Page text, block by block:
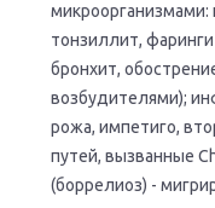
тонзиллит,
бронхит,
возбудителями);
рожа, импетиго,
путей, вызванные
(боррелиоз) -